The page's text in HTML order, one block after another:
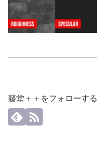
藤堂＋＋をフォローする